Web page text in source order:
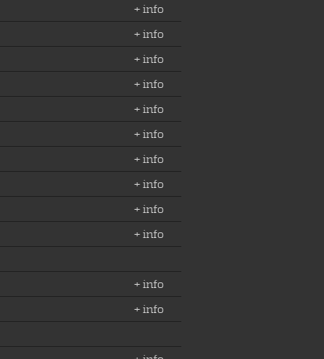
+ info
+ info
+ info
+ info
+ info
+ info
+ info
+ info
+ info
+ info
+ info
+ info